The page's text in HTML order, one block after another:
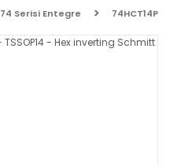
74 Serisi Entegre